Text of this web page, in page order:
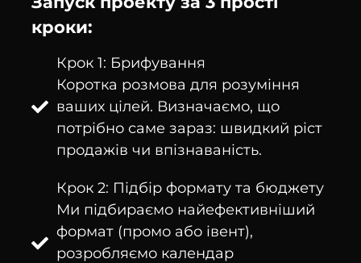
кроки:
Крок 1: Брифування
Коротка розмова для розуміння
ваших цілей. Визначаємо, що
потрібно саме зараз: швидкий ріст
продажів чи впізнаваність.
Крок 2: Підбір формату та бюджету
Ми підбираємо найефективніший
формат (промо або івент),
розробляємо календар